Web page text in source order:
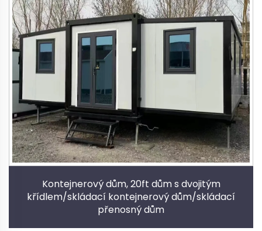
Kontejnerový dům, 20ft dům s dvojitým
křídlem/skládací kontejnerový dům/skládací
přenosný dům